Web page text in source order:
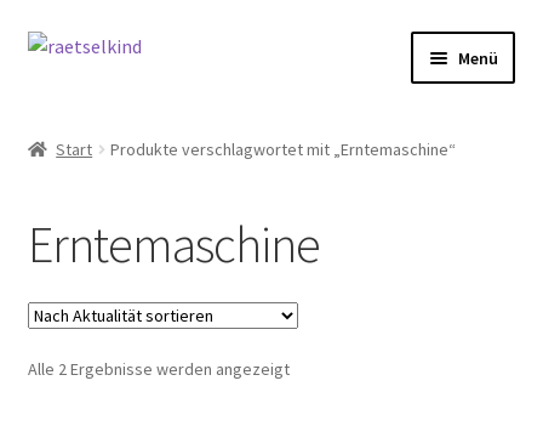
Zur
Zum
Menü
Cookie-Richtlinie (EU)
Datenschutzbelehrung
Echtheit von Bewertungen
Start Produkte verschlagwortet mit „Erntemaschine“
Erntemaschine
Alle 2 Ergebnisse werden angezeigtNach